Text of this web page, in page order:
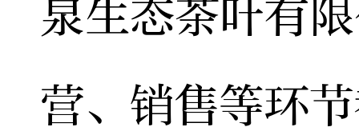
泉生态茶叶有
营、销售等环